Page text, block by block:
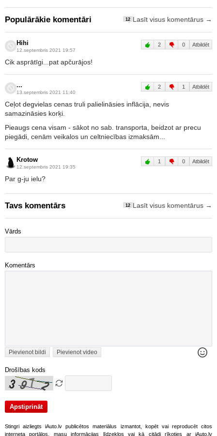
Populārākie komentāri 12 Lasīt visus komentārus →
Hihi
12.septembris 2021 19:57
2 0 Atbildēt
Cik asprātīgi...pat apčurājos!
...
13.septembris 2021 11:40
2 1 Atbildēt
Ceļot degvielas cenas truli palielināsies inflācija, nevis
samazināsies korķi.
Pieaugs cena visam - sākot no sab. transporta, beidzot ar precu
piegādi, cenām veikalos un celtniecības izmaksām...
Krotow
12.septembris 2021 19:35
1 0 Atbildēt
Par g-ju ielu?
Tavs komentārs 12 Lasīt visus komentārus →
Vārds
Komentārs
Pievienot bildi Pievienot video
Drošības kods
Stingri aizliegts iAuto.lv publicētos materiālus izmantot, kopēt vai reproducēt citos
interneta portālos, masu informācijas līdzekļos vai kā citādi rīkoties ar iAuto.lv